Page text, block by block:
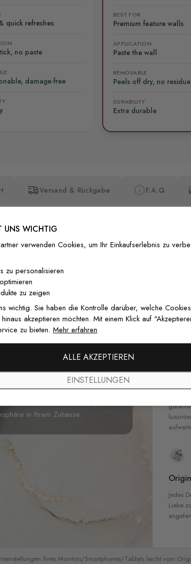
quick refreshes
no paste
damage-free
BEST FOR
Premium feature walls
APPLICATION
Paste the wall
REMOVABLE
Peels off dry, no residue
DURABILITY
Extra durable
Versand & Rückgabe F.A.Q
einen verspielten Hauch von
Orange und Gelb auf
und lebhafte Energie in jeden
es mühelos moderne
Wände mit diesem freudigen
in Ihrem Zuhause.
Jedes
Liebe
Ihres Monitors/Smartphones/Tablets leicht vom
UNS WICHTIG
verwenden Cookies, um Ihr Einkaufserlebnis zu
zu personalisieren
zu zeigen
wichtig. Sie haben die Kontrolle darüber, welche
akzeptieren möchten. Mit einem Klick auf
zu bieten. Mehr erfahren
ALLE AKZEPTIEREN
EINSTELLUNGEN